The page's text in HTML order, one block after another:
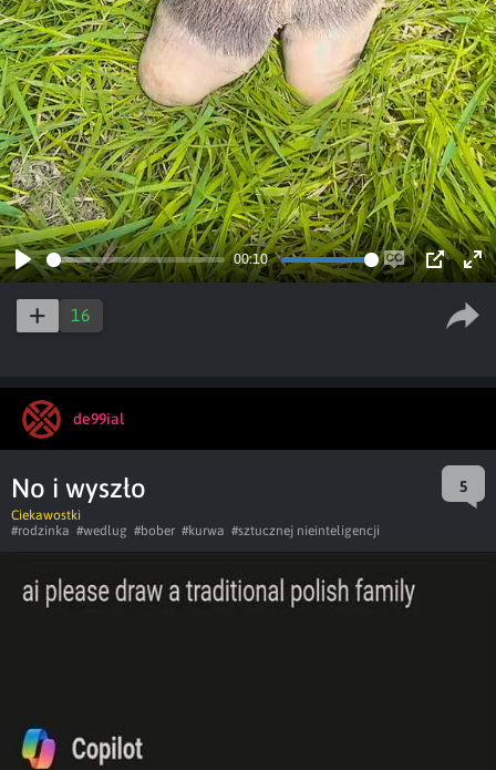
Play
00:10
EnablePIP
16
de99ial
No i wyszło 5
Ciekawostki
#rodzinka #wedlug #bober #kurwa #sztucznej nieinteligencji